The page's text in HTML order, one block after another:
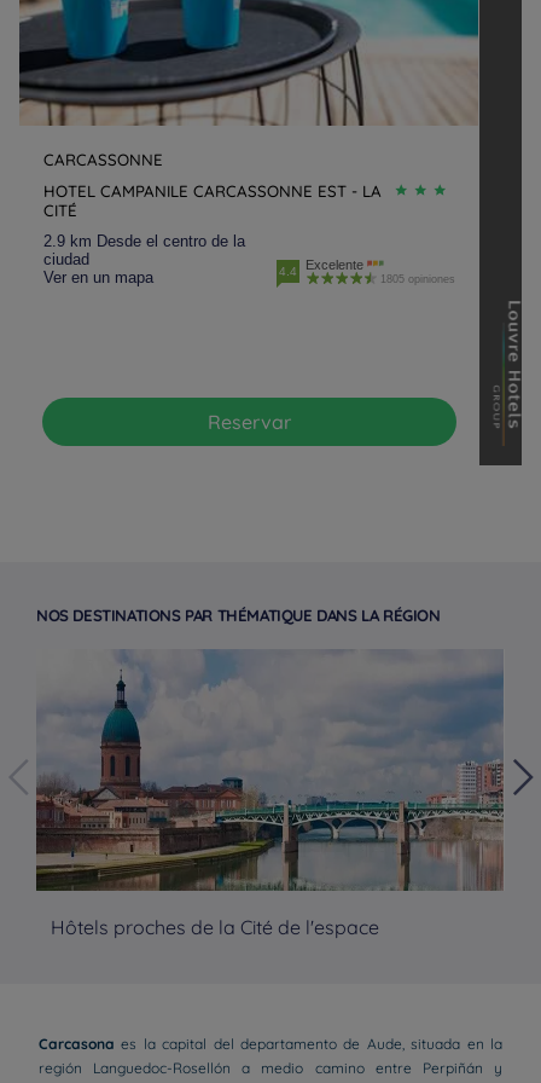
CARCASSONNE
HOTEL CAMPANILE CARCASSONNE EST - LA
CITÉ
2.9 km Desde el centro de la
ciudad
Ver en un mapa
4.4 Excelente
1805 opiniones
Reservar
NOS DESTINATIONS PAR THÉMATIQUE DANS LA RÉGION
Hôtels proches de la Cité de l'espace
Carcasona es la capital del departamento de Aude, situada en la
región Languedoc-Rosellón a medio camino entre Perpiñán y